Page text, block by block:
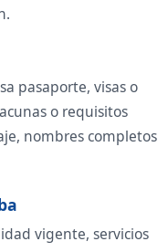
pasaporte, visas o
o requisitos
nombres completos
vigente, servicios